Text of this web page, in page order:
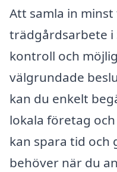
Att samla in
trädgårdsarbete i
kontroll och
välgrundade
kan du enkelt
lokala företag
kan spara tid och
behöver när du